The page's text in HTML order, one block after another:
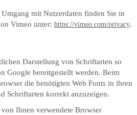
mit Nutzerdaten finden Sie in
Vimeo unter: https://vimeo.com/privacy.
Darstellung von Schriftarten so
Google bereitgestellt werden. Beim
die benötigten Web Fonts in ihren
Schriftarten korrekt anzuzeigen.
Ihnen verwendete Browser